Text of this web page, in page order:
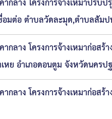
มต่อ ตำบลวัดละมุด,ตำบลสัม
ากลาง โครงการจ้างเหมาก่
หย อำเภอดอนตูม จังหวัดนครป
ากลาง โครงการจ้างเหมาก่อ